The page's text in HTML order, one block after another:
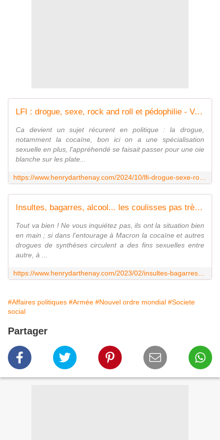
LFI : drogue, sexe, rock and roll et pédophilie - Vouillé un peu d'Histoire
Ca devient un sujet récurent en politique : la drogue,
notamment la cocaïne, bon ici on a une spécialisation
sexuelle en plus, l'appréhendé se faisait passer pour une oie
blanche sur les plate...
Insultes, bagarres, alcool... les coulisses pas très reluisantes de l'Assemblée lors du débat sur la réforme des retraites - Vouillé un peu d'Histoire
Tout va bien ! Ne vous inquiétez pas, ils ont la situation bien
en main ; si dans l'entourage à Macron la cocaïne et autres
drogues de synthèses circulent a des fins sexuelles entre
autre, à ...
#Affaires politiques #Armée #Nouvel ordre mondial #Societe
social
Partager